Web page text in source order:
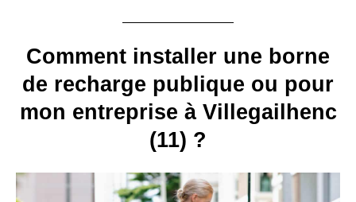
Comment installer une borne
de recharge publique ou pour
mon entreprise à Villegailhenc
(11) ?